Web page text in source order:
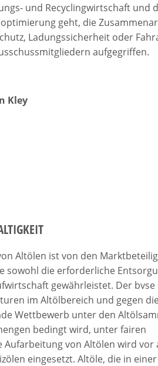
und Recyclingwirtschaft und
geht, die
Ladungssicherheit oder
aufgegriffen.
Kley
Altölen ist von den
die erforderliche
gewährleistet. Der
im Altölbereich und gegen
Wettbewerb unter den
bedingt wird, unter fairen
von Altölen wird vor
eingesetzt. Altöle, die in